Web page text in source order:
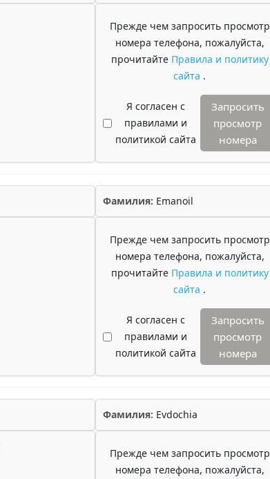
Прежде чем запросить просмотр
номера телефона, пожалуйста,
прочитайте Правила и политику
сайта .
Я согласен с
правилами и
политикой сайта
Запросить
просмотр
номера
Фамилия: Emanoil
Прежде чем запросить просмотр
номера телефона, пожалуйста,
прочитайте Правила и политику
сайта .
Я согласен с
правилами и
политикой сайта
Запросить
просмотр
номера
Фамилия: Evdochia
Прежде чем запросить просмотр
номера телефона, пожалуйста,